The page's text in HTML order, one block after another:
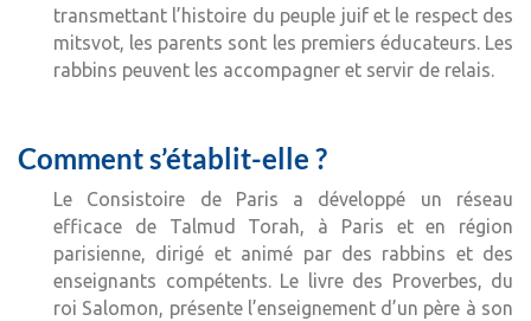
transmettant l’histoire du peuple juif et le respect des
mitsvot, les parents sont les premiers éducateurs. Les
rabbins peuvent les accompagner et servir de relais.
Comment s’établit-elle ?
Le Consistoire de Paris a développé un réseau
efficace de Talmud Torah, à Paris et en région
parisienne, dirigé et animé par des rabbins et des
enseignants compétents. Le livre des Proverbes, du
roi Salomon, présente l’enseignement d’un père à son